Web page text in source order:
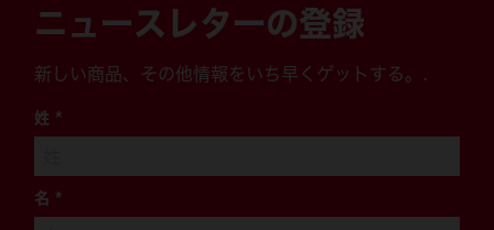
ニュースレターの登録
新しい商品、その他情報をいち早くゲットする。.
姓 *
名 *